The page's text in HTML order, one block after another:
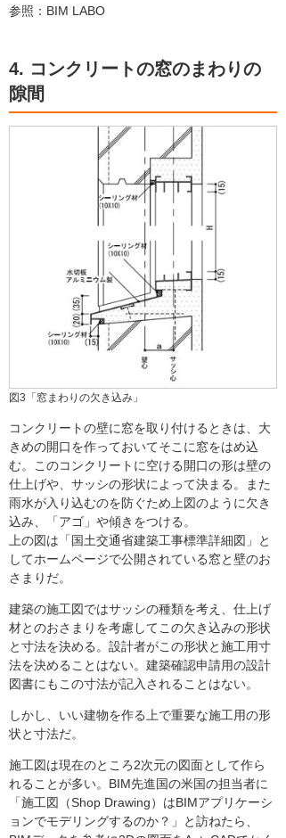
参照：BIM LABO
4. コンクリートの窓のまわりの
隙間
図3「窓まわりの欠き込み」
コンクリートの壁に窓を取り付けるときは、大
きめの開口を作っておいてそこに窓をはめ込
む。このコンクリートに空ける開口の形は壁の
仕上げや、サッシの形状によって決まる。また
雨水が入り込むのを防ぐため上図のように欠き
込み、「アゴ」や傾きをつける。
上の図は「国土交通省建築工事標準詳細図」と
してホームページで公開されている窓と壁のお
さまりだ。
建築の施工図ではサッシの種類を考え、仕上げ
材とのおさまりを考慮してこの欠き込みの形状
と寸法を決める。設計者がこの形状と施工用寸
法を決めることはない。建築確認申請用の設計
図書にもこの寸法が記入されることはない。
しかし、いい建物を作る上で重要な施工用の形
状と寸法だ。
施工図は現在のところ2次元の図面として作ら
れることが多い。BIM先進国の米国の担当者に
「施工図（Shop Drawing）はBIMアプリケーシ
ョンでモデリングするのか？」と訪ねたら、